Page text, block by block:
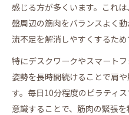
感じる方が多くいます。これ
盤周辺の筋肉をバランスよく
流不足を解消しやすくするため
特にデスクワークやスマート
姿勢を長時間続けることで肩
す。毎日10分程度のピラティ
意識することで、筋肉の緊張